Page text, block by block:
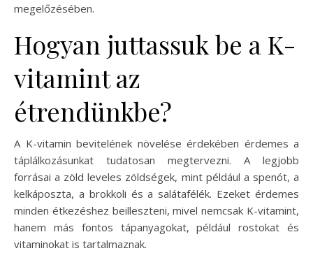
megelőzésében.
Hogyan juttassuk be a K-
vitamint az
étrendünkbe?
A K-vitamin bevitelének növelése érdekében érdemes a
táplálkozásunkat tudatosan megtervezni. A legjobb
forrásai a zöld leveles zöldségek, mint például a spenót, a
kelkáposzta, a brokkoli és a salátafélék. Ezeket érdemes
minden étkezéshez beilleszteni, mivel nemcsak K-vitamint,
hanem más fontos tápanyagokat, például rostokat és
vitaminokat is tartalmaznak.